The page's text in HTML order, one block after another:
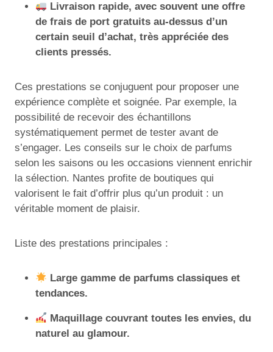
Livraison rapide, avec souvent une offre
de frais de port gratuits au-dessus d’un
certain seuil d’achat, très appréciée des
clients pressés.
Ces prestations se conjuguent pour proposer une
expérience complète et soignée. Par exemple, la
possibilité de recevoir des échantillons
systématiquement permet de tester avant de
s’engager. Les conseils sur le choix de parfums
selon les saisons ou les occasions viennent enrichir
la sélection. Nantes profite de boutiques qui
valorisent le fait d’offrir plus qu’un produit : un
véritable moment de plaisir.
Liste des prestations principales :
Large gamme de parfums classiques et
tendances.
Maquillage couvrant toutes les envies, du
naturel au glamour.